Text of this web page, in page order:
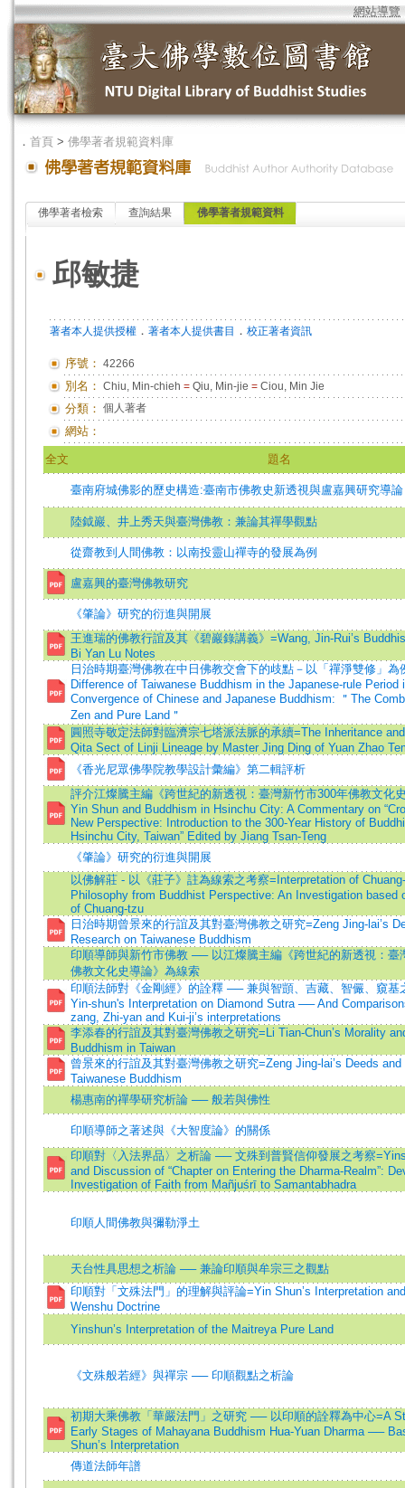
網站導覽
． 首頁 > 佛學著者規範資料庫
佛學著者檢索 查詢結果 佛學著者規範資料
邱敏捷
著者本人提供授權 ． 著者本人提供書目 ． 校正著者資訊
序號： 42266
別名： Chiu, Min-chieh = Qiu, Min-jie = Ciou, Min Jie
分類： 個人著者
網站：
全文 題名
臺南府城佛影的歷史構造:臺南市佛教史新透視與盧嘉興研究導論
陸鉞巖、井上秀天與臺灣佛教：兼論其禪學觀點
從齋教到人間佛教：以南投靈山禪寺的發展為例
盧嘉興的臺灣佛教研究
《肇論》研究的衍進與開展
王進瑞的佛教行誼及其《碧巖錄講義》=Wang, Jin-Rui’s
Bi Yan Lu Notes
日治時期臺灣佛教在中日佛教交會下的歧點－以「禪淨雙修」為
Difference of Taiwanese Buddhism in the Japanese-rule Period
Convergence of Chinese and Japanese Buddhism: ＂The
Zen and Pure Land＂
圓照寺敬定法師對臨濟宗七塔派法脈的承續=The Inheritance
Qita Sect of Linji Lineage by Master Jing Ding of Yuan Zhao
《香光尼眾佛學院教學設計彙編》第二輯評析
評介江燦騰主編《跨世紀的新透視：臺灣新竹市300年佛教文化
Yin Shun and Buddhism in Hsinchu City: A Commentary on
New Perspective: Introduction to the 300-Year History of
Hsinchu City, Taiwan” Edited by Jiang Tsan-Teng
《肇論》研究的衍進與開展
以佛解莊 - 以《莊子》註為線索之考察=Interpretation of
Philosophy from Buddhist Perspective: An Investigation based
of Chuang-tzu
日治時期曾景來的行誼及其對臺灣佛教之研究=Zeng Jing-lai’s
Research on Taiwanese Buddhism
印順導師與新竹市佛教 ── 以江燦騰主編《跨世紀的新透視：臺
佛教文化史導論》為線索
印順法師對《金剛經》的詮釋 ── 兼與智顗、吉藏、智儼、窺基
Yin-shun's Interpretation on Diamond Sutra ── And
zang, Zhi-yan and Kui-ji’s interpretations
李添春的行誼及其對臺灣佛教之研究=Li Tian-Chun’s Morality
Buddhism in Taiwan
曾景來的行誼及其對臺灣佛教之研究=Zeng Jing-lai’s Deeds
Taiwanese Buddhism
楊惠南的禪學研究析論 ── 般若與佛性
印順導師之著述與《大智度論》的關係
印順對〈入法界品〉之析論 ── 文殊到普賢信仰發展之考察
and Discussion of “Chapter on Entering the Dharma-Realm”:
Investigation of Faith from Mañjuśrī to Samantabhadra
印順人間佛教與彌勒淨土
天台性具思想之析論 ── 兼論印順與牟宗三之觀點
印順對「文殊法門」的理解與評論=Yin Shun’s Interpretation
Wenshu Doctrine
Yinshun’s Interpretation of the Maitreya Pure Land
《文殊般若經》與禪宗 ── 印順觀點之析論
初期大乘佛教「華嚴法門」之研究 ── 以印順的詮釋為中心=A
Early Stages of Mahayana Buddhism Hua-Yuan Dharma ──
Shun’s Interpretation
傳道法師年譜